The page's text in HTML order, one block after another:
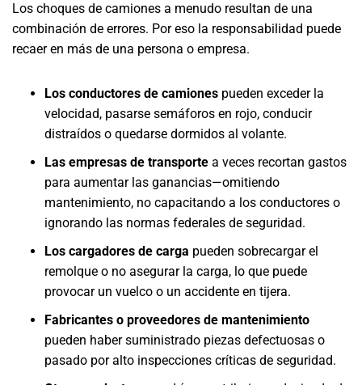
Los choques de camiones a menudo resultan de una
combinación de errores. Por eso la responsabilidad puede
recaer en más de una persona o empresa.
Los conductores de camiones pueden exceder la
velocidad, pasarse semáforos en rojo, conducir
distraídos o quedarse dormidos al volante.
Las empresas de transporte a veces recortan gastos
para aumentar las ganancias—omitiendo
mantenimiento, no capacitando a los conductores o
ignorando las normas federales de seguridad.
Los cargadores de carga pueden sobrecargar el
remolque o no asegurar la carga, lo que puede
provocar un vuelco o un accidente en tijera.
Fabricantes o proveedores de mantenimiento
pueden haber suministrado piezas defectuosas o
pasado por alto inspecciones críticas de seguridad.